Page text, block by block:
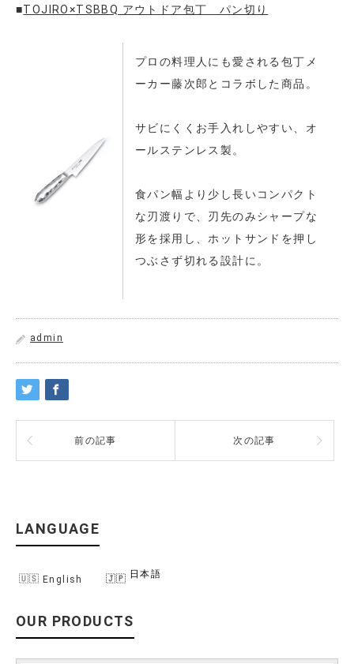
■TOJIRO×TSBBQ アウトドア包丁 パン切り
プロの料理人にも愛される包丁メ
ーカー藤次郎とコラボした商品。
サビにくくお手入れしやすい、オ
ールステンレス製。
食パン幅より少し長いコンパクト
な刃渡りで、刃先のみシャープな
形を採用し、ホットサンドを押し
つぶさず切れる設計に。
admin
前の記事 次の記事
LANGUAGE
English
日本語
OUR PRODUCTS